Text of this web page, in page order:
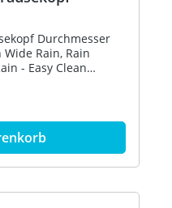
Durchmesser
Rain, Rain
- Easy Clean
ca. 7,5